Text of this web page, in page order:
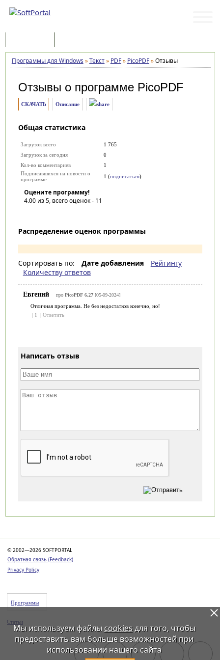
Программы для Windows »Текст» PDF» PicoPDF»Отзывы
Отзывы о программе PicoPDF
СКАЧАТЬ Описание
Общая статистика
Загрузок всего
1 765
Загрузок за сегодня
0
Кол-во комментариев
1
Подписавшихся на новости о
программе
1 (подписаться)
Оцените программу!
4.00из 5, всего оценок - 11
Распределение оценок программы
Сортировать по: Дате добавления
Рейтингу
Количеству ответов
Евгений про PicoPDF 6.27[05-09-2024]
Отличная программа. Не без недостатков конечно, но!
| 1 | Ответить
Написать отзыв
© 2002—2026 SOFTPORTAL
Обратная связь (Feedback)
Privacy Policy
Программы
Статьи
Мы используем файлы cookiesдля того, чтобы
предоставить вам больше возможностей при
использовании нашего сайта